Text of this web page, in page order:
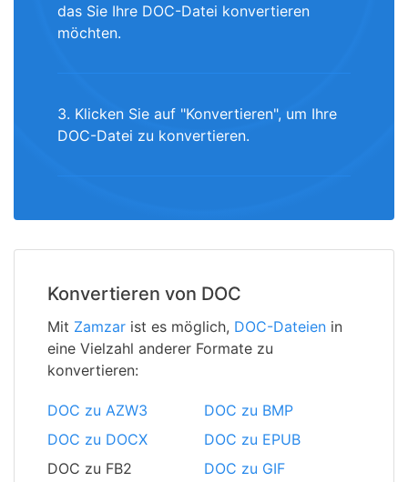
das Sie Ihre DOC-Datei konvertieren
möchten.
3. Klicken Sie auf "Konvertieren", um Ihre
DOC-Datei zu konvertieren.
Konvertieren von DOC
Mit Zamzar ist es möglich, DOC-Dateien in
eine Vielzahl anderer Formate zu
konvertieren:
DOC zu AZW3
DOC zu BMP
DOC zu DOCX
DOC zu EPUB
DOC zu FB2
DOC zu GIF